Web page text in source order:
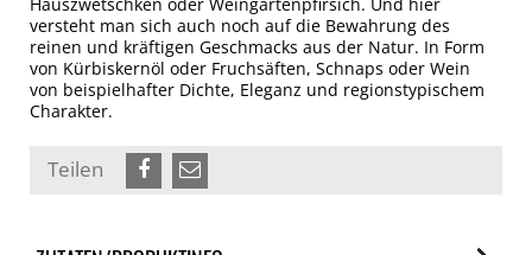
versteht man sich auch noch auf die Bewahrung des
reinen und kräftigen Geschmacks aus der Natur. In Form
von Kürbiskernöl oder Fruchsäften, Schnaps oder Wein
von beispielhafter Dichte, Eleganz und regionstypischem
Charakter.
Teilen